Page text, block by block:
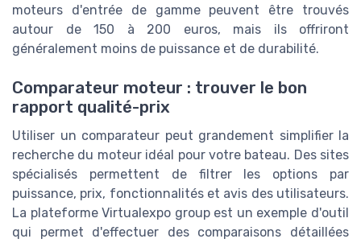
moteurs d'entrée de gamme peuvent être trouvés
autour de 150 à 200 euros, mais ils offriront
généralement moins de puissance et de durabilité.
Comparateur moteur : trouver le bon
rapport qualité-prix
Utiliser un comparateur peut grandement simplifier la
recherche du moteur idéal pour votre bateau. Des sites
spécialisés permettent de filtrer les options par
puissance, prix, fonctionnalités et avis des utilisateurs.
La plateforme Virtualexpo group est un exemple d'outil
qui permet d'effectuer des comparaisons détaillées